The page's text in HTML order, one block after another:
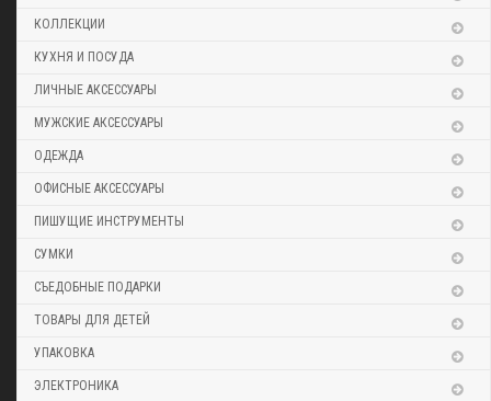
КОЛЛЕКЦИИ
КУХНЯ И ПОСУДА
ЛИЧНЫЕ АКСЕССУАРЫ
МУЖСКИЕ АКСЕССУАРЫ
ОДЕЖДА
ОФИСНЫЕ АКСЕССУАРЫ
ПИШУЩИЕ ИНСТРУМЕНТЫ
СУМКИ
СЪЕДОБНЫЕ ПОДАРКИ
ТОВАРЫ ДЛЯ ДЕТЕЙ
УПАКОВКА
ЭЛЕКТРОНИКА